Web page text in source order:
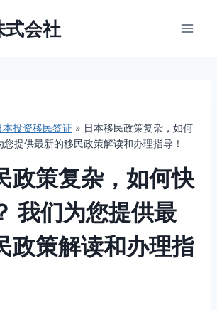
式会社
本投资移民签证 » 日本移民政策复杂，如何
提供最新的移民政策解读和办理指导！
政策复杂，如何快
我们为您提供最
政策解读和办理指